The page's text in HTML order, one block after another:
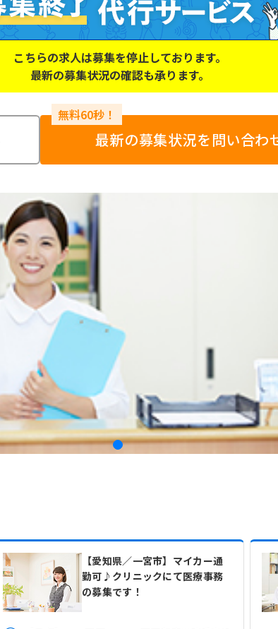
こちらの求人は募集を停止しております。
最新の募集状況の確認も承ります。
最新の募集状況を問い合わ
【愛知県／一宮市】マイカー通
勤可♪クリニックにて医療事務
の募集です！